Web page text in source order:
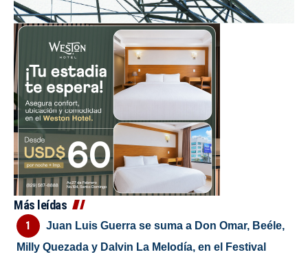
Más leídas
Juan Luis Guerra se suma a Don Omar, Beéle,
Milly Quezada y Dalvin La Melodía, en el Festival